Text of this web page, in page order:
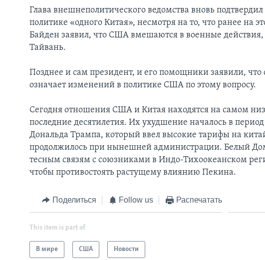
Глава внешнеполитического ведомства вновь
политике «одного Китая», несмотря на то, что ранее на
Байден заявил, что США вмешаются в военные действия,
Тайвань.
Позднее и сам президент, и его помощники заявили, что
означает изменений в политике США по этому вопросу.
Сегодня отношения США и Китая находятся на самом
последние десятилетия. Их ухудшение началось в период
Дональда Трампа, который ввел высокие тарифы на
продолжилось при нынешней администрации. Белый
тесным связям с союзниками в Индо-Тихоокеанском
чтобы противостоять растущему влиянию Пекина.
Поделиться Follow us Распечатать
This item is part of
В мире США Новости